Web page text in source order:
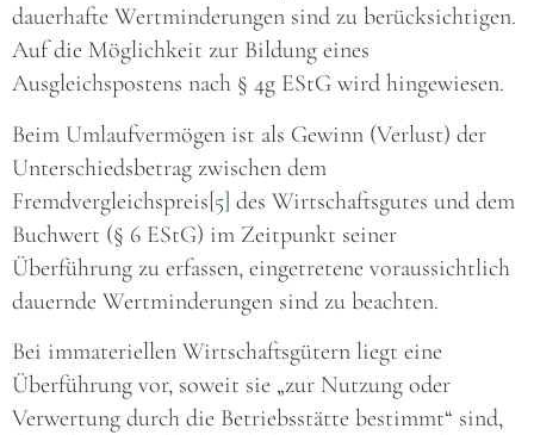
dauerhafte Wertminderungen sind zu berücksichtigen.
Auf die Möglichkeit zur Bildung eines
Ausgleichspostens nach § 4g EStG wird hingewiesen.
Beim Umlaufvermögen ist als Gewinn (Verlust) der
Unterschiedsbetrag zwischen dem
Fremdvergleichspreis[5] des Wirtschaftsgutes und dem
Buchwert (§ 6 EStG) im Zeitpunkt seiner
Überführung zu erfassen, eingetretene voraussichtlich
dauernde Wertminderungen sind zu beachten.
Bei immateriellen Wirtschaftsgütern liegt eine
Überführung vor, soweit sie „zur Nutzung oder
Verwertung durch die Betriebsstätte bestimmt“ sind,